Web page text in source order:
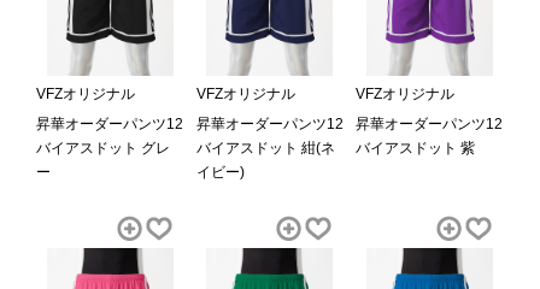
VFZオリジナル
昇華オーダーパンツ12
バイアスドット グレ
ー
VFZオリジナル
昇華オーダーパンツ12
バイアスドット 紺(ネ
イビー)
VFZオリジナル
昇華オーダーパンツ12
バイアスドット 紫